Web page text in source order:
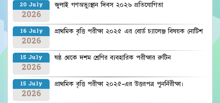
20 July
2026
জুলাই গণঅভ্যুস্থান দিবস ২০২৬ প্রতিযোগিতা
16 July
2026
প্রাথমিক বৃত্তি পরীক্ষা ২০২৫ এর বোর্ড চ্যালেঞ্জ বিষয়ক নোটিশ
15 July
2026
ষষ্ঠ থেকে দশম শ্রেণির ব্যবহারিক পরীক্ষার রুটিন
15 July
2026
প্রাথমিক বৃত্তি পরীক্ষা ২০২৫-এর উত্তরপত্র পুনর্নিরীক্ষা।